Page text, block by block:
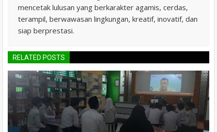
mencetak lulusan yang berkarakter agamis, cerdas,
terampil, berwawasan lingkungan, kreatif, inovatif, dan
siap berprestasi.
RELATED POSTS